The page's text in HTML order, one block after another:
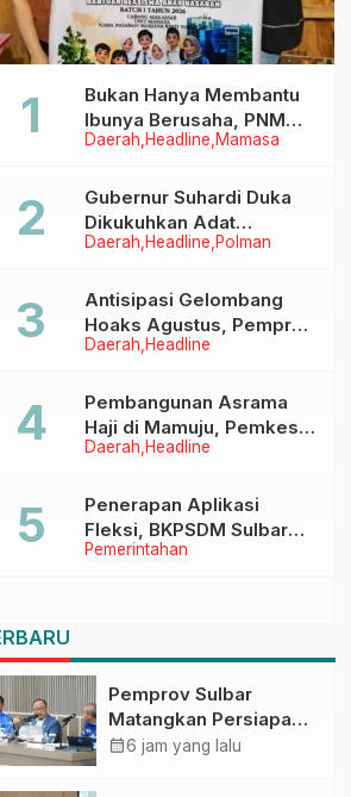
Daerah Headline Mamasa
Bukan Hanya Membantu
Ibunya Berusaha, PNM
Juga Menjaga Mimpi
Menggapai Cita-Cita
Daerah Headline Polman
Gubernur Suhardi Duka
Dikukuhkan Adat
Balanipa, Raih Gelar Sulo
Daerah Headline
Antisipasi Gelombang
Hoaks Agustus, Pemprov
Sulbar Ajak Warga Jaga
Daerah Headline
Pembangunan Asrama
Haji di Mamuju, Pemkesra
dan Kementerian Haji
Pemerintahan
Penerapan Aplikasi
Fleksi, BKPSDM Sulbar
Dorong Transformasi
Pemprov Sulbar
Matangkan Persiapan
HUT Ke-81 RI, Puncak
calendar_month6 jam yang lalu